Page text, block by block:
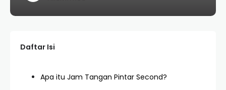
Daftar Isi
Apa itu Jam Tangan Pintar Second?